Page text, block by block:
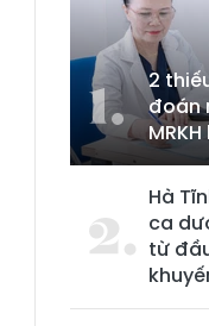
2
đoán
Hà
ca
từ